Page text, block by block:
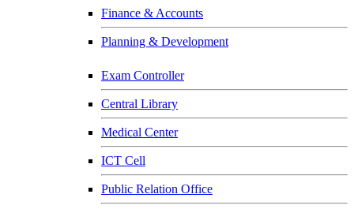
Finance & Accounts
Planning & Development
Exam Controller
Central Library
Medical Center
ICT Cell
Public Relation Office